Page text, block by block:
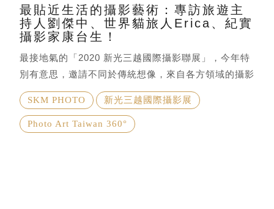
最貼近生活的攝影藝術：專訪旅遊主
持人劉傑中、世界貓旅人Erica、紀實
攝影家康台生！
最接地氣的「2020 新光三越國際攝影聯展」，今年特
別有意思，邀請不同於傳統想像，來自各方領域的攝影
創作家齊聚一堂，帶領觀展者一同前進影像「視」界！
SKM PHOTO 新光三越國際攝影展
Photo Art Taiwan 360°